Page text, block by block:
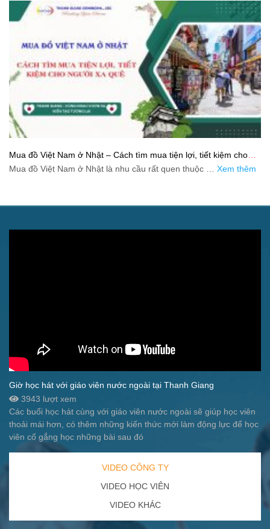
Mua đồ Việt Nam ở Nhật – Cách tìm mua tiện lợi, tiết kiệm cho
người xa quê
Mua đồ Việt Nam ở Nhật là nhu cầu rất quen thuộc … Xem thêm
Giờ học hát với giáo viên nước ngoài tại Thanh Giang
3943 lượt xem
Các buổi học hát cùng với giáo viên nước ngoài sẽ giúp học viên
thoải mái hơn, có thêm những kiến thức mới làm động lực để học
viên cố gắng học những bài sau đó
VIDEO CÔNG TY
VIDEO HỌC VIÊN
VIDEO KHÁC